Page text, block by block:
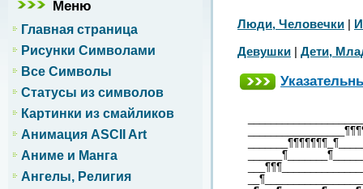
Меню
Главная страница
Рисунки Символами
Все Символы
Статусы из символов
Картинки из смайликов
Анимация ASCII Art
Аниме и Манга
Ангелы, Религия
Люди, Человечки |
Девушки | Дети,